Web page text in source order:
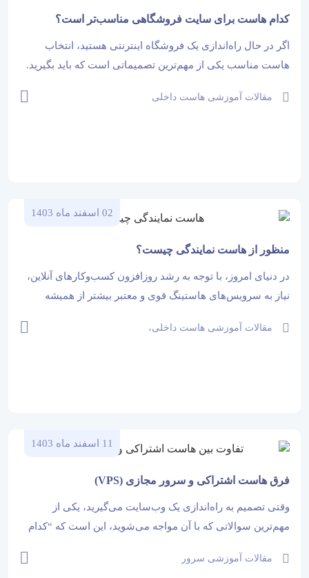
کدام هاست برای سایت فروشگاهی مناسب‌تر است؟
راهنمای کامل انتخاب بهترین هاست
اگر در حال راه‌اندازی یک فروشگاه اینترنتی هستید، انتخاب
هاست مناسب یکی از مهم‌ترین تصمیماتی است که باید بگیرید.
می‌کند، بلکه روی تجربه کاربری، سئو و حتی نرخ تبدیل
مقالات آموزشی هاست داخلی
02 اسفند ماه 1403
منظور از هاست نمایندگی چیست؟
در دنیای امروز، با توجه به رشد روزافزون کسب‌وکارهای آنلاین،
نیاز به سرویس‌های هاستینگ قوی و معتبر بیشتر از همیشه
می‌خواهند وارد دنیای هاستینگ شوند یا خدمات میزبانی وب را
مقالات آموزشی هاست داخلی،
11 اسفند ماه 1403
فرق هاست اشتراکی و سرور مجازی (VPS)
وقتی تصمیم به راه‌اندازی یک وب‌سایت می‌گیرید، یکی از
مهم‌ترین سوالاتی که با آن مواجه می‌شوید، این است که “کدام
مقالات آموزشی سرور